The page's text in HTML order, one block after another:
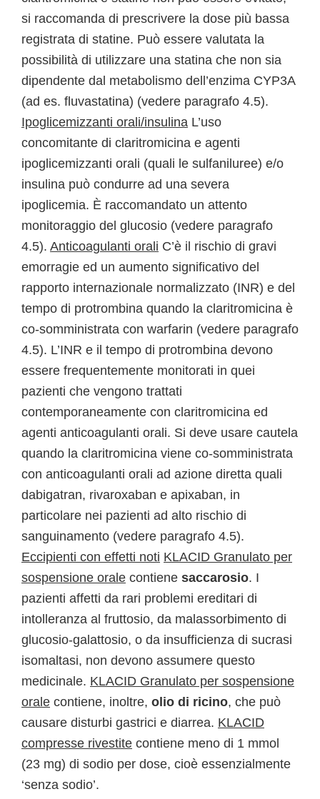
si raccomanda di prescrivere la dose più bassa
registrata di statine. Può essere valutata la
possibilità di utilizzare una statina che non sia
dipendente dal metabolismo dell’enzima CYP3A
(ad es. fluvastatina) (vedere paragrafo 4.5).
Ipoglicemizzanti orali/insulina L’uso
concomitante di claritromicina e agenti
ipoglicemizzanti orali (quali le sulfaniluree) e/o
insulina può condurre ad una severa
ipoglicemia. È raccomandato un attento
monitoraggio del glucosio (vedere paragrafo
4.5). Anticoagulanti orali C’è il rischio di gravi
emorragie ed un aumento significativo del
rapporto internazionale normalizzato (INR) e del
tempo di protrombina quando la claritromicina è
co-somministrata con warfarin (vedere paragrafo
4.5). L’INR e il tempo di protrombina devono
essere frequentemente monitorati in quei
pazienti che vengono trattati
contemporaneamente con claritromicina ed
agenti anticoagulanti orali. Si deve usare cautela
quando la claritromicina viene co-somministrata
con anticoagulanti orali ad azione diretta quali
dabigatran, rivaroxaban e apixaban, in
particolare nei pazienti ad alto rischio di
sanguinamento (vedere paragrafo 4.5).
Eccipienti con effetti noti KLACID Granulato per
sospensione orale contiene saccarosio. I
pazienti affetti da rari problemi ereditari di
intolleranza al fruttosio, da malassorbimento di
glucosio-galattosio, o da insufficienza di sucrasi
isomaltasi, non devono assumere questo
medicinale. KLACID Granulato per sospensione
orale contiene, inoltre, olio di ricino, che può
causare disturbi gastrici e diarrea. KLACID
compresse rivestite contiene meno di 1 mmol
(23 mg) di sodio per dose, cioè essenzialmente
‘senza sodio’.